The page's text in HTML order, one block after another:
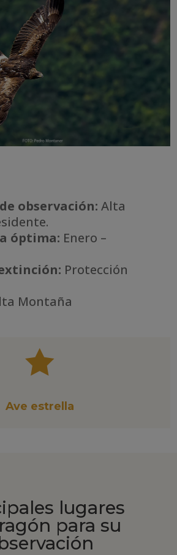
observación: Alta
óptima: Enero –
Protección
Montaña

Ave estrella
lugares
para su